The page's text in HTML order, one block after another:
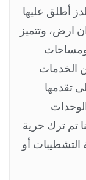
أطلق عليها
إطلاقها على مساحة 40 فدان ارض، وتتميز
الخدمات
تقدمها
تم ترك حرية
التشطيبات أو